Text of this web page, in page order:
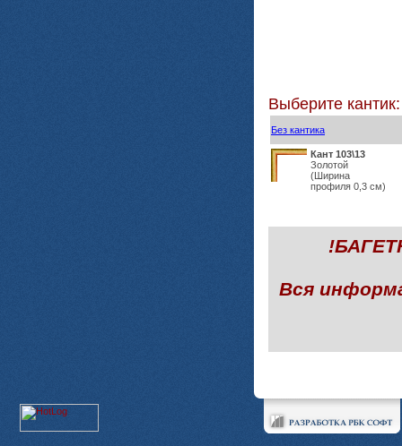
Выберите кантик:
Без кантика
Кант 103\13
Золотой
(Ширина
профиля 0,3 см)
Вся